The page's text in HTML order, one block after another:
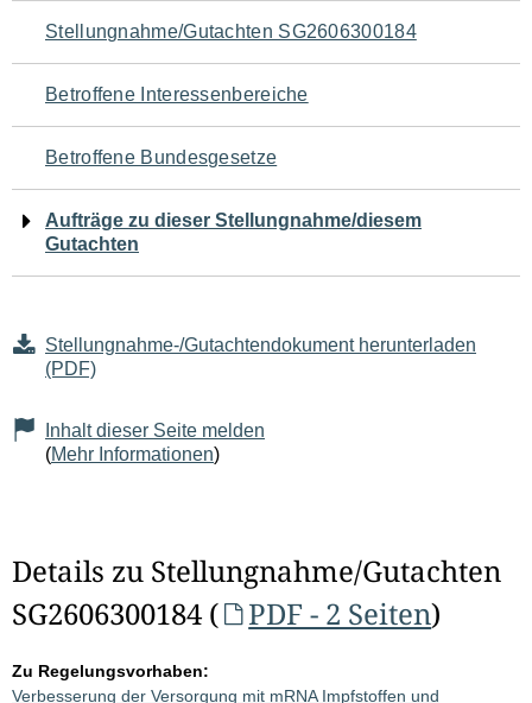
Navigation
für
den
Seiteninhalt
Stellungnahme/Gutachten SG2606300184
Betroffene Interessenbereiche
Betroffene Bundesgesetze
Aufträge zu dieser Stellungnahme/diesem
Gutachten
Stellungnahme-/Gutachtendokument herunterladen
(PDF)
Inhalt dieser Seite melden
(Mehr Informationen)
Details zu Stellungnahme/Gutachten
SG2606300184 (
PDF - 2 Seiten)
Zu Regelungsvorhaben:
Verbesserung der Versorgung mit mRNA Impfstoffen und